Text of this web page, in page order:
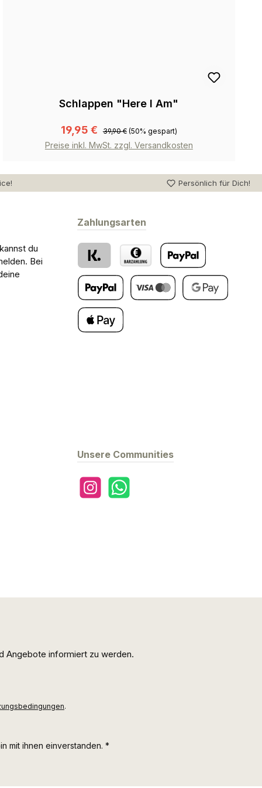
Schlappen "Here I Am"
19,95 € 39,90 € (50% gespart)
Preise inkl. MwSt. zzgl. Versandkosten
Persönlich für Dich!
du
Bei
Unsere Communities
InstagramWhatsApp
Zahlungsarten
PayPal
Später Bezahlen
Klarna Barzahlung bei Abholung
Angebote informiert zu werden.
.
mit ihnen einverstanden. *